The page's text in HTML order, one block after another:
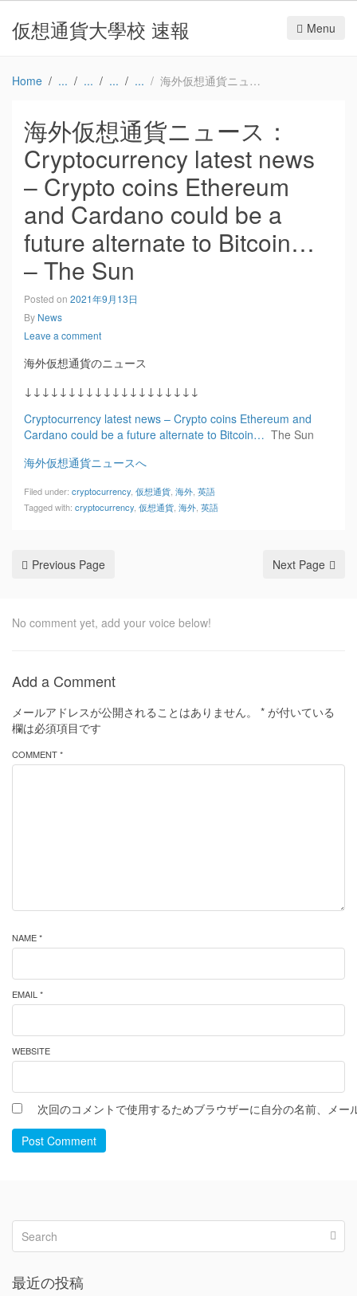
仮想通貨大學校 速報 Menu
Home 海外仮想通貨ニュース：Cryptocurrency latest news – Crypto coins Ethereum and Cardano could be a future alternate to Bitcoin… – The Sun
海外仮想通貨ニュース：
Cryptocurrency latest news
– Crypto coins Ethereum
and Cardano could be a
future alternate to Bitcoin…
– The Sun
Posted on 2021年9月13日
By News
Leave a comment
海外仮想通貨のニュース
↓↓↓↓↓↓↓↓↓↓↓↓↓↓↓↓↓↓↓↓
Cryptocurrency latest news – Crypto coins Ethereum and
Cardano could be a future alternate to Bitcoin… The Sun
海外仮想通貨ニュースへ
Filed under: cryptocurrency 仮想通貨 海外 英語
Tagged with: cryptocurrency 仮想通貨 海外 英語
Previous Page Next Page
No comment yet, add your voice below!
Add a Comment
メールアドレスが公開されることはありません。 * が付いている
欄は必須項目です
COMMENT *
NAME *
EMAIL *
WEBSITE
次回のコメントで使用するためブラウザーに自分の名前、メー
Post Comment
最近の投稿